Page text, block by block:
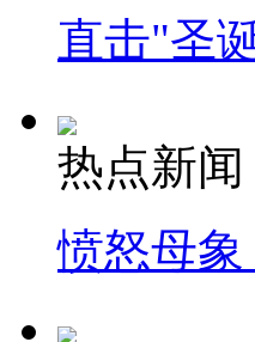
直击"圣
热点新闻
愤怒母